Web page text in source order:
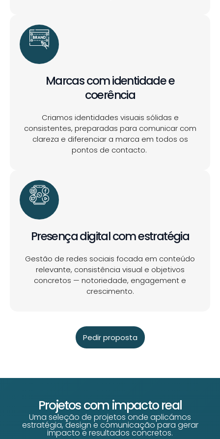
Marcas com identidade e
coerência
Criamos identidades visuais sólidas e
consistentes, preparadas para comunicar com
clareza e diferenciar a marca em todos os
pontos de contacto.
Presença digital com estratégia
Gestão de redes sociais focada em conteúdo
relevante, consistência visual e objetivos
concretos — notoriedade, engagement e
crescimento.
Pedir proposta
Projetos com impacto real
Uma seleção de projetos onde aplicámos
estratégia, design e comunicação para gerar
impacto e resultados concretos.